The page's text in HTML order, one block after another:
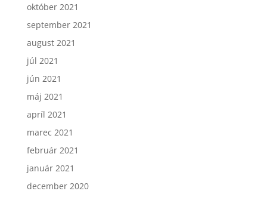
október 2021
september 2021
august 2021
júl 2021
jún 2021
máj 2021
apríl 2021
marec 2021
február 2021
január 2021
december 2020